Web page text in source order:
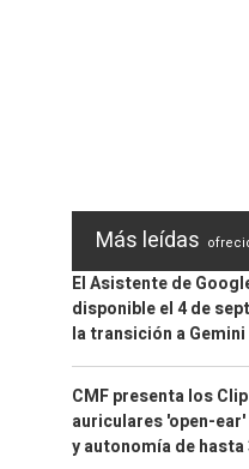
Más leídas
El Asistente de
disponible el 4 de
la transición a Gemini
CMF presenta los
auriculares 'open-
y autonomía de hasta